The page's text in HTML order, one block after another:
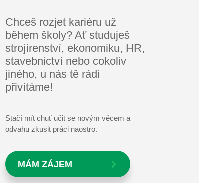
Chceš rozjet kariéru už
během školy? Ať studuješ
strojírenství, ekonomiku, HR,
stavebnictví nebo cokoliv
jiného, u nás tě rádi
přivítáme!
Stačí mít chuť učit se novým věcem a
odvahu zkusit práci naostro.
MÁM ZÁJEM